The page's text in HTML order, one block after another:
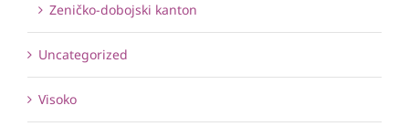
Zeničko-dobojski kanton
Uncategorized
Visoko